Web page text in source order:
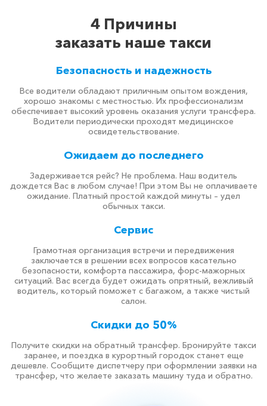
4 Причины
заказать наше такси
Безопасность и надежность
Все водители обладают приличным опытом вождения,
хорошо знакомы с местностью. Их профессионализм
обеспечивает высокий уровень оказания услуги трансфера.
Водители периодически проходят медицинское
освидетельствование.
Ожидаем до последнего
Задерживается рейс? Не проблема. Наш водитель
дождется Вас в любом случае! При этом Вы не оплачиваете
ожидание. Платный простой каждой минуты – удел
обычных такси.
Сервис
Грамотная организация встречи и передвижения
заключается в решении всех вопросов касательно
безопасности, комфорта пассажира, форс-мажорных
ситуаций. Вас всегда будет ожидать опрятный, вежливый
водитель, который поможет с багажом, а также чистый
салон.
Скидки до 50%
Получите скидки на обратный трансфер. Бронируйте такси
заранее, и поездка в курортный городок станет еще
дешевле. Сообщите диспетчеру при оформлении заявки на
трансфер, что желаете заказать машину туда и обратно.